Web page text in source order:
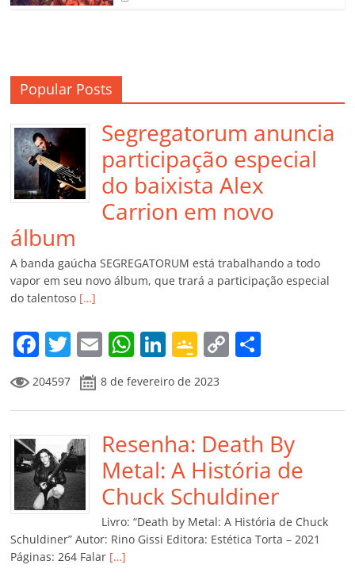
Popular Posts
Segregatorum anuncia
participação especial
do baixista Alex
Carrion em novo
álbum
A banda gaúcha SEGREGATORUM está trabalhando a todo
vapor em seu novo álbum, que trará a participação especial
do talentoso […]
F
a
c
e
b
o
o
k
T
w
itt
er
E
m
ai
l
W
at
s
A
p
p
Li
k
e
dI
n
G
o
o
gl
e
Cl
a
ss
ro
C
y
Li
n
k
p
ar
til
h
ar
204597 8 de fevereiro de 2023
Resenha: Death By
Metal: A História de
Chuck Schuldiner
Livro: “Death by Metal: A História de Chuck
Schuldiner” Autor: Rino Gissi Editora: Estética Torta – 2021
Páginas: 264 Falar […]